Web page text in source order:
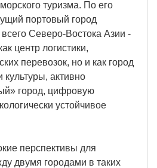
туризма. По его
портовый город
Северо-Востока Азии -
центр логистики,
перевозок, но и как город
активно
город, цифровую
устойчивое
перспективы для
двумя городами в таких